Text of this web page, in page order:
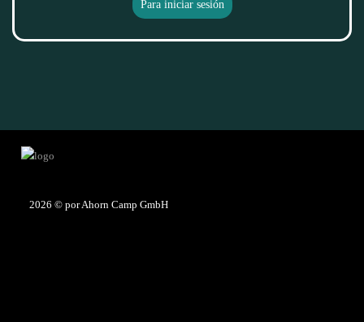
Para iniciar sesión
2026 © por Ahorn Camp GmbH